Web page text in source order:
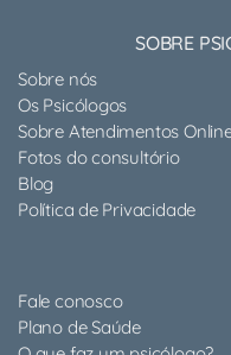
SOBRE
Sobre nós
Os Psicólogos
Sobre Atendimentos
Fotos do consultório
Blog
Política de Privacidade
Fale conosco
Plano de Saúde